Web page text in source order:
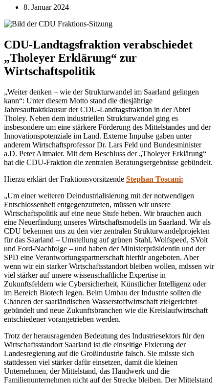
8. Januar 2024
CDU-Landtagsfraktion verabschiedet
„Tholeyer Erklärung“ zur
Wirtschaftspolitik
„Weiter denken – wie der Strukturwandel im Saarland gelingen
kann“: Unter diesem Motto stand die diesjährige
Jahresauftaktklausur der CDU-Landtagsfraktion in der Abtei
Tholey. Neben dem industriellen Strukturwandel ging es
insbesondere um eine stärkere Förderung des Mittelstandes und der
Innovationspotenziale im Land. Externe Impulse gaben unter
anderem Wirtschaftsprofessor Dr. Lars Feld und Bundesminister
a.D. Peter Altmaier. Mit dem Beschluss der „Tholeyer Erklärung“
hat die CDU-Fraktion die zentralen Beratungsergebnisse gebündelt.
Hierzu erklärt der Fraktionsvorsitzende Stephan Toscani:
„Um einer weiteren Deindustrialisierung mit der notwendigen
Entschlossenheit entgegenzutreten, müssen wir unsere
Wirtschaftspolitik auf eine neue Stufe heben. Wir brauchen auch
eine Neuerfindung unseres Wirtschaftsmodells im Saarland. Wir als
CDU bekennen uns zu den vier zentralen Strukturwandelprojekten
für das Saarland – Umstellung auf grünen Stahl, Wolfspeed, SVolt
und Ford-Nachfolge – und haben der Ministerpräsidentin und der
SPD eine Verantwortungspartnerschaft hierfür angeboten. Aber
wenn wir ein starker Wirtschaftsstandort bleiben wollen, müssen wir
viel stärker auf unsere wissenschaftliche Expertise in
Zukunftsfeldern wie Cybersicherheit, Künstlicher Intelligenz oder
im Bereich Biotech legen. Beim Umbau der Industrie sollten die
Chancen der saarländischen Wasserstoffwirtschaft zielgerichtet
gebündelt und neue Zukunftsbranchen wie die Kreislaufwirtschaft
entschiedener vorangetrieben werden.
Trotz der herausragenden Bedeutung des Industriesektors für den
Wirtschaftsstandort Saarland ist die einseitige Fixierung der
Landesregierung auf die Großindustrie falsch. Sie müsste sich
stattdessen viel stärker dafür einsetzen, damit die kleinen
Unternehmen, der Mittelstand, das Handwerk und die
Familienunternehmen nicht auf der Strecke bleiben. Der Mittelstand